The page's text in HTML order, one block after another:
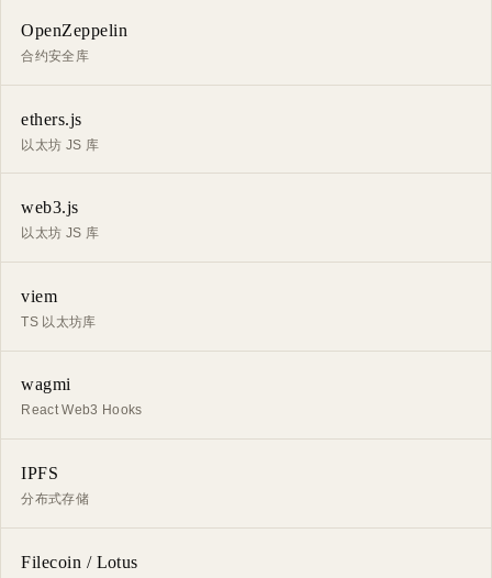
OpenZeppelin
合约安全库
ethers.js
以太坊 JS 库
web3.js
以太坊 JS 库
viem
TS 以太坊库
wagmi
React Web3 Hooks
IPFS
分布式存储
Filecoin / Lotus